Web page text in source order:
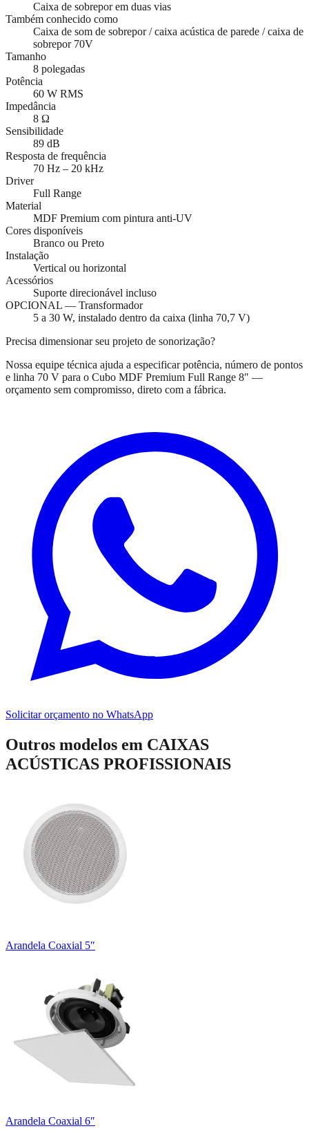
Caixa de sobrepor em duas vias
Também conhecido como
Caixa de som de sobrepor / caixa acústica de parede / caixa de
sobrepor 70V
Tamanho
8 polegadas
Potência
60 W RMS
Impedância
8 Ω
Sensibilidade
89 dB
Resposta de frequência
70 Hz – 20 kHz
Driver
Full Range
Material
MDF Premium com pintura anti-UV
Cores disponíveis
Branco ou Preto
Instalação
Vertical ou horizontal
Acessórios
Suporte direcionável incluso
OPCIONAL — Transformador
5 a 30 W, instalado dentro da caixa (linha 70,7 V)
Precisa dimensionar seu projeto de sonorização?
Nossa equipe técnica ajuda a especificar potência, número de pontos
e linha 70 V para o Cubo MDF Premium Full Range 8″ —
orçamento sem compromisso, direto com a fábrica.
Solicitar orçamento no WhatsApp
Outros modelos em CAIXAS
ACÚSTICAS PROFISSIONAIS
Arandela Coaxial 5″
Arandela Coaxial 6″